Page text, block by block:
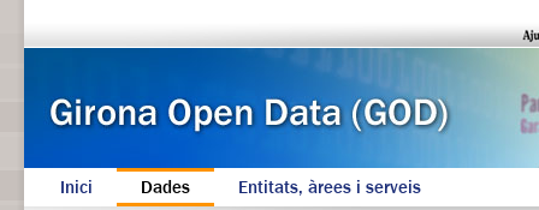
Inici Dades Entitats, àrees i serveis